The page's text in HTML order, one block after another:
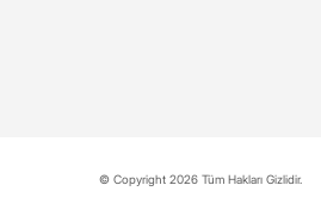
© Copyright 2026 Tüm Hakları Gizlidir.